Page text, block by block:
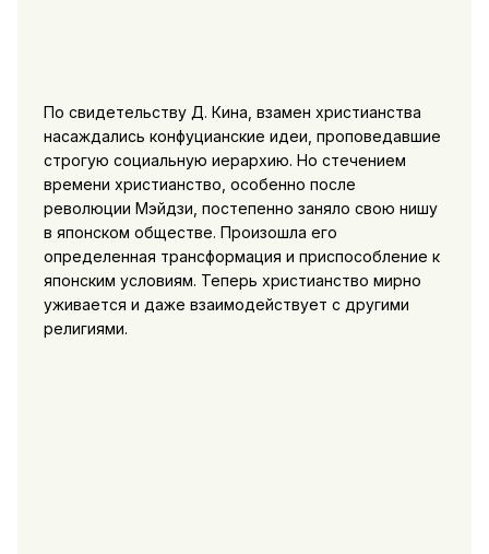
По свидетельству Д. Кина, взамен христианства
насаждались конфуцианские идеи, проповедавшие
строгую социальную иерархию. Но стечением
времени христианство, особенно после
революции Мэйдзи, постепенно заняло свою нишу
в японском обществе. Произошла его
определенная трансформация и приспособление к
японским условиям. Теперь христианство мирно
уживается и даже взаимодействует с другими
религиями.